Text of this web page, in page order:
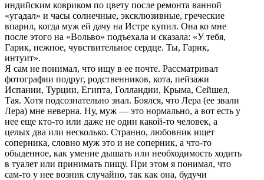
индийским ковриком по цвету после ремонта ванной
«угадал» и часы солнечные, эксклюзивные, греческие
впарил, когда муж ей дачу на Истре купил. Она ко мне
после этого на «Вольво» подъехала и сказала: «У тебя,
Гарик, нежное, чувствительное сердце. Ты, Гарик,
интуит».
Я сам не понимал, что ищу в ее почте. Рассматривал
фотографии подруг, родственников, кота, пейзажи
Испании, Турции, Египта, Голландии, Крыма, Сейшел,
Тая. Хотя подсознательно знал. Боялся, что Лера (ее звали
Лера) мне неверна. Ну, муж — это нормально, а вот есть у
нее еще кто-то или даже не один какой-то человек, а
целых два или несколько. Странно, любовник ищет
соперника, словно муж это и не соперник, а что-то
обыденное, как умение дышать или необходимость ходить
в туалет или принимать пищу. При этом я понимал, что
сам-то у нее возник случайно, так как она, будучи